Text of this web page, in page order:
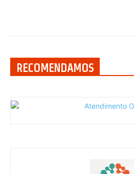
RECOMENDAMOS